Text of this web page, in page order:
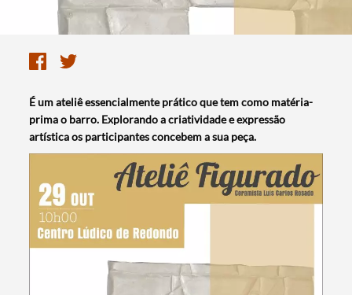
É um ateliê essencialmente prático que tem como matéria-
prima o barro. Explorando a criatividade e expressão
artística os participantes concebem a sua peça.